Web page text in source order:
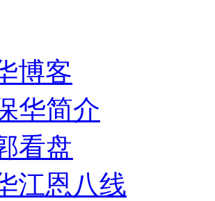
博客
华简介
看盘
江恩八线